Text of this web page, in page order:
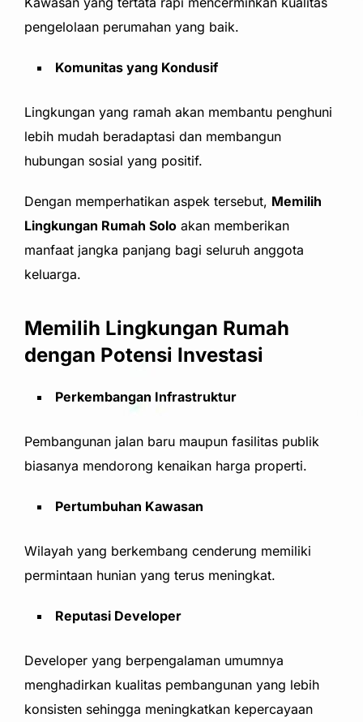
pengelolaan perumahan yang baik.
Komunitas yang Kondusif
Lingkungan yang ramah akan membantu penghuni
lebih mudah beradaptasi dan membangun
hubungan sosial yang positif.
Dengan memperhatikan aspek tersebut, Memilih
Lingkungan Rumah Solo akan memberikan
manfaat jangka panjang bagi seluruh anggota
keluarga.
Memilih Lingkungan Rumah
dengan Potensi Investasi
Perkembangan Infrastruktur
Pembangunan jalan baru maupun fasilitas publik
biasanya mendorong kenaikan harga properti.
Pertumbuhan Kawasan
Wilayah yang berkembang cenderung memiliki
permintaan hunian yang terus meningkat.
Reputasi Developer
Developer yang berpengalaman umumnya
menghadirkan kualitas pembangunan yang lebih
konsisten sehingga meningkatkan kepercayaan